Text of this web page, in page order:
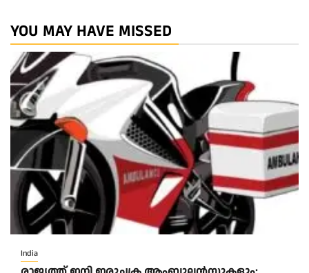
YOU MAY HAVE MISSED
India